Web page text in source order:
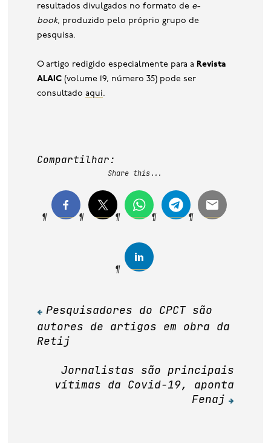
resultados divulgados no formato de e-
book, produzido pelo próprio grupo de
pesquisa.
O artigo redigido especialmente para aRevista
ALAIC (volume 19, número 35) pode ser
consultadoaqui.
Compartilhar:
Share this...
Navegação
de
Post
Pesquisadores do CPCT são
autores de artigos em obra da
Retij
Jornalistas são principais
vítimas da Covid-19, aponta
Fenaj